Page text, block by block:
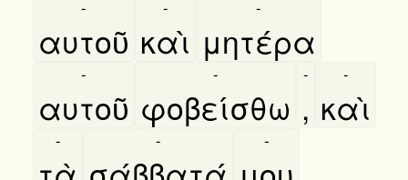
αυτοῦ
-
καὶ
-
μητέρα
-
αυτοῦ
-
φοβείσθω
-
,
-
καὶ
-
- - -